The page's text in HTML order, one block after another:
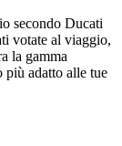
secondo Ducati
votate al viaggio,
la gamma
adatto alle tue